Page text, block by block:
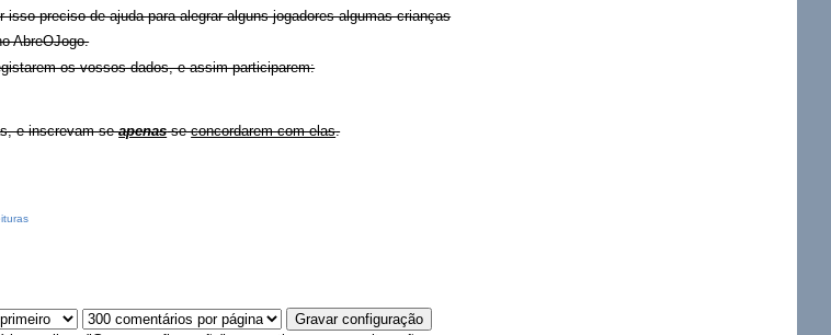
preciso de ajuda para alegrar alguns jogadores algumas crianças
AbreOJogo.
os vossos dados, e assim participarem:
e inscrevam-seapenasseconcordarem com elas.